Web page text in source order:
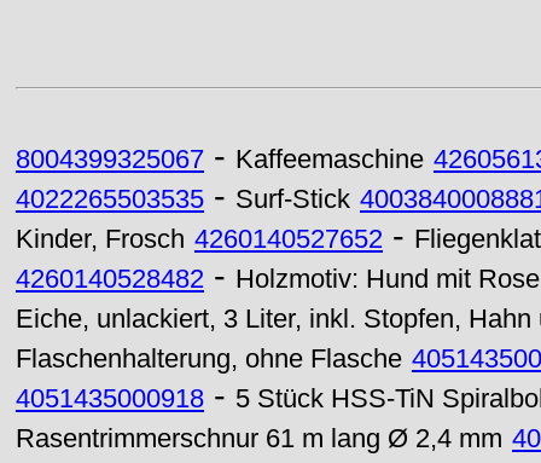
8004399325067 - Kaffeemaschine
4022265503535 - Surf-Stick
Kinder, Frosch 4260140527652 -
4260140528482 - Holzmotiv: Hund mit
Eiche, unlackiert, 3 Liter, inkl. Stopfen, Hahn
Flaschenhalterung, ohne Flasche
4051435000918 - 5 Stück HSS-TiN
Rasentrimmerschnur 61 m lang Ø 2,4 mm